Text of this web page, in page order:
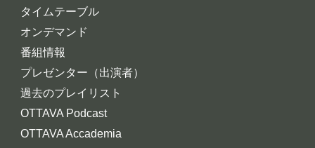
タイムテーブル
オンデマンド
番組情報
プレゼンター（出演者）
過去のプレイリスト
OTTAVA Podcast
OTTAVA Accademia